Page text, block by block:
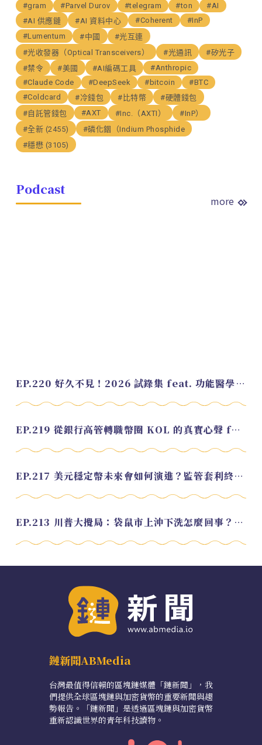
#gram #Parvel Durov #telegram #ton
#AI
#AI 供應鏈
#AI 資料中心 #Coherent
#InP
#Lumentum
#中國
#光互連
#光收發器（Optical Transceivers）
#光通訊
#矽光子
#禁令
#美國 #AI編碼工具
#Anthropic
#Claude Code
#DeepSeek #bitcoin
#BTC
#Coldcard
#冷錢包 #比特幣
#硬體錢包
#自託管錢包
#AXT #Inc.（AXTI）
#InP）
#全新 (2455)
#磷化銦（Indium Phosphide
#穩懋 (3105)
Podcast
more
EP.220 好久不見！2026 試錄集 feat. 功能醫學營養師 美寶
EP.219 從銀行高管轉職幣圈 KOL 的真實心聲 feat.龜大
EP.217 美元穩定幣未來會如何演進？監管套利終將收斂？feat. 研究員 余哲安
EP.213 川普大攪局：袋鼠市上沖下洗怎麼回事？feat. Alvin
鏈新聞ABMedia
台灣最值得信賴的區塊鏈媒體「鏈新聞」，我
們提供全球區塊鏈與加密貨幣的重要新聞與趨
勢報告。「鏈新聞」是透過區塊鏈與加密貨幣
重新認識世界的青年科技讀物。